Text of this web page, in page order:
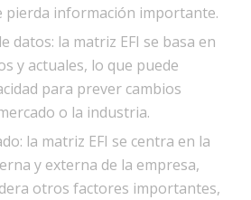
pierda información importante.
datos: la matriz EFI se basa en
y actuales, lo que puede
para prever cambios
o la industria.
la matriz EFI se centra en la
y externa de la empresa,
otros factores importantes,